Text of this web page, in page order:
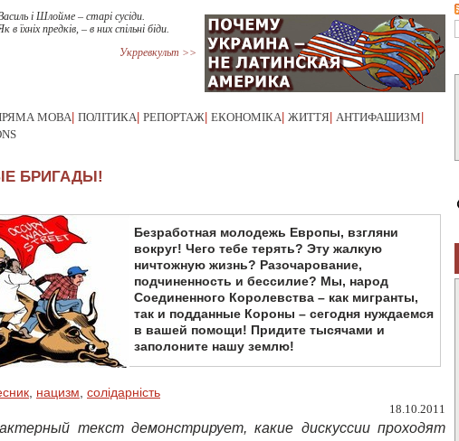
і Шлойме – старі сусіди.
в їхніх предків, – в них спільні біди.
Укрревкульт >>
МОВА ПОЛІТИКА РЕПОРТАЖ ЕКОНОМІКА ЖИТТЯ АНТИФАШИЗМ
БРИГАДЫ!
Безработная молодежь Европы, взгляни
вокруг! Чего тебе терять? Эту жалкую
ничтожную жизнь? Разочарование,
подчиненность и бессилие? Мы, народ
Соединенного Королевства – как мигранты,
так и подданные Короны – сегодня нуждаемся
в вашей помощи! Придите тысячами и
заполоните нашу землю!
нацизм солідарність
18.10.2011
текст демонстрирует, какие дискуссии проходят